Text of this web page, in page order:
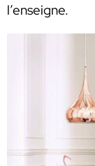
l’enseigne.